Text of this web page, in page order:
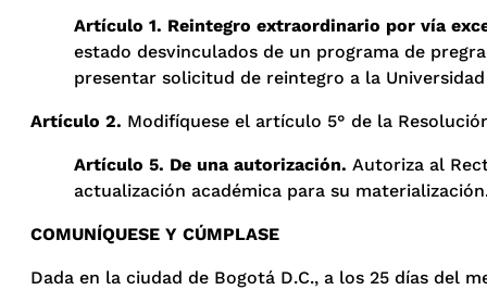
Artículo 1. Reintegro extraordinario por vía
estado desvinculados de un programa de
presentar solicitud de reintegro a la
Artículo 2. Modifíquese el artículo 5° de la
Artículo 5. De una autorización. Autoriza al
actualización académica para su
COMUNÍQUESE Y CÚMPLASE
Dada en la ciudad de Bogotá D.C., a los 25 días del